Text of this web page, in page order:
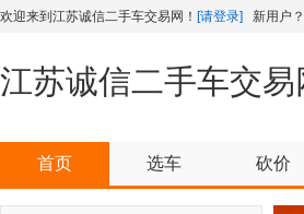
欢迎来到江苏诚信二手车交易网！ [请登录] 新用户？
江苏诚信二手车交易
首页 选车 砍价